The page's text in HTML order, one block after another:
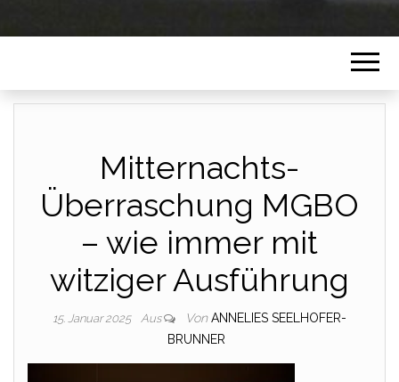
Mitternachts-
Überraschung MGBO
– wie immer mit
witziger Ausführung
15. Januar 2025 Aus Von ANNELIES SEELHOFER-
BRUNNER